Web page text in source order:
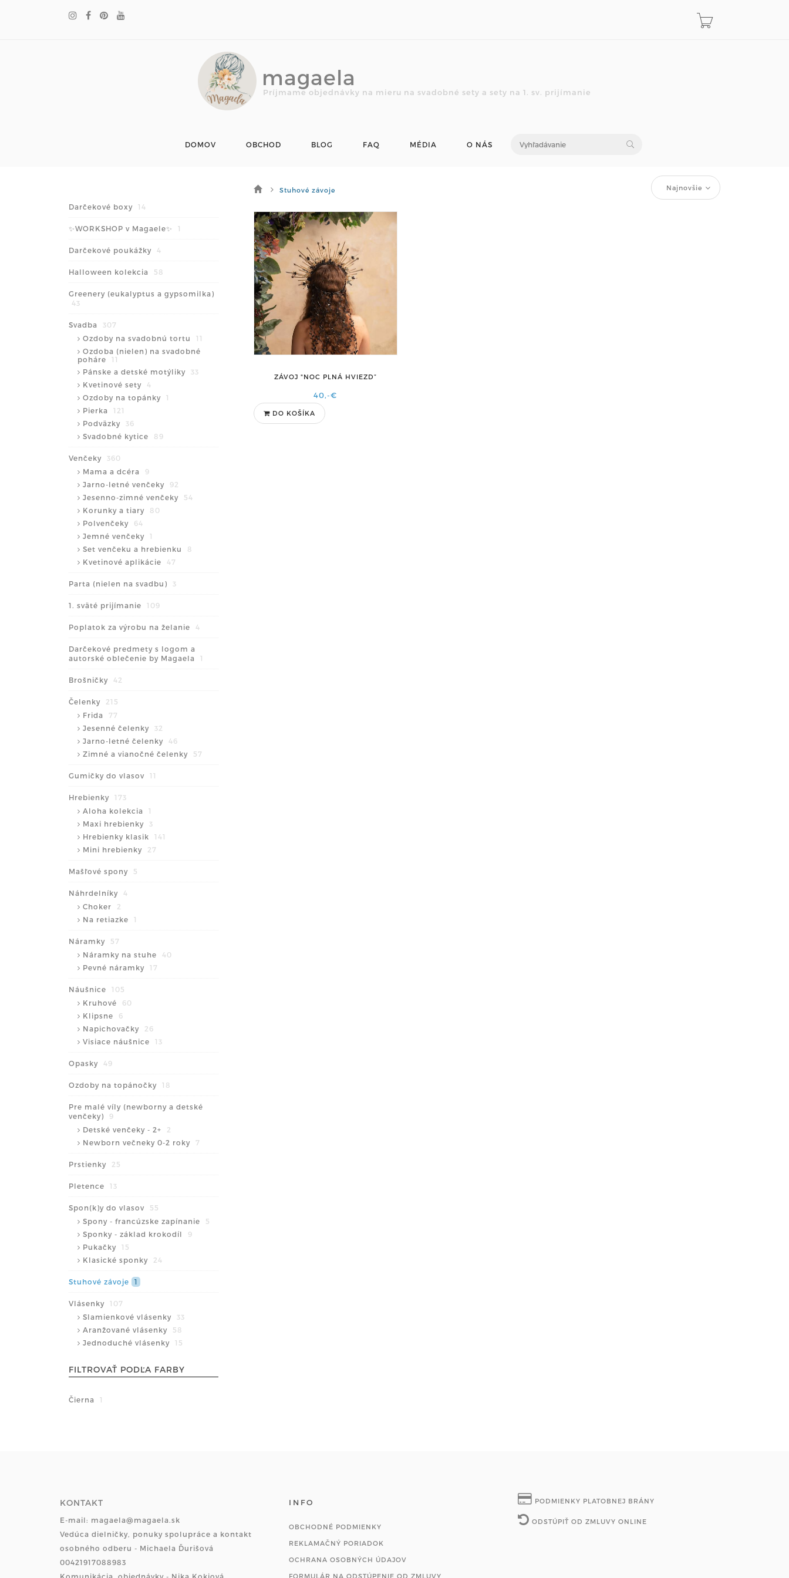
magaela
Príjmame objednávky na mieru na svadobné sety a sety na 1. sv. prijímanie
DOMOV OBCHOD BLOG FAQ MÉDIA O NÁS
Darčekové boxy 14
✨WORKSHOP v Magaele✨ 1
Darčekové poukážky 4
Halloween kolekcia 58
Greenery (eukalyptus a gypsomilka)
43
Svadba
307
Ozdoby na svadobnú tortu
11
Ozdoba (nielen) na svadobné
poháre
11
Pánske a detské motýliky
33
Kvetinové sety
4
Ozdoby na topánky
1
Pierka
121
Podväzky
36
Svadobné kytice
89
Venčeky
360
Mama a dcéra
9
Jarno-letné venčeky
92
Jesenno-zimné venčeky
54
Korunky a tiary
80
Polvenčeky
64
Jemné venčeky
1
Set venčeku a hrebienku
8
Kvetinové aplikácie
47
Parta (nielen na svadbu) 3
1. sväté prijímanie 109
Poplatok za výrobu na želanie 4
Darčekové predmety s logom a
autorské oblečenie by Magaela
1
Brošničky 42
Čelenky
215
Frida
77
Jesenné čelenky
32
Jarno-letné čelenky
46
Zimné a vianočné čelenky
57
Gumičky do vlasov 11
Hrebienky
173
Aloha kolekcia
1
Maxi hrebienky
3
Hrebienky klasik
141
Mini hrebienky
27
Mašľové spony 5
Náhrdelníky
4
Choker
2
Na retiazke
1
Náramky
57
Náramky na stuhe
40
Pevné náramky
17
Náušnice
105
Kruhové
60
Klipsne
6
Napichovačky
26
Visiace náušnice
13
Opasky 49
Ozdoby na topánočky 18
Pre malé víly (newborny a detské
venčeky)
9
Detské venčeky - 2+
2
Newborn večneky 0-2 roky
7
Prstienky 25
Pletence 13
Spon(k)y do vlasov
55
Spony - francúzske zapínanie
5
Sponky - základ krokodíl
9
Pukačky
15
Klasické sponky
24
Stuhové závoje 1
Vlásenky
107
Slamienkové vlásenky
33
Aranžované vlásenky
58
Jednoduché vlásenky
15
FILTROVAŤ PODĽA FARBY
Čierna 1
Stuhové závoje Najnovšie
ZÁVOJ "NOC PLNÁ HVIEZD”
40,-€
DO KOŠÍKA
KONTAKT
E-mail: magaela@magaela.sk
Vedúca dielničky, ponuky spolupráce a kontakt
osobného odberu - Michaela Ďurišová
00421917088983
Komunikácia, objednávky - Nika Kokiová
INFO
OBCHODNÉ PODMIENKY
REKLAMAČNÝ PORIADOK
OCHRANA OSOBNÝCH ÚDAJOV
FORMULÁR NA ODSTÚPENIE OD ZMLUVY
PODMIENKY PLATOBNEJ BRÁNY
ODSTÚPIŤ OD ZMLUVY ONLINE